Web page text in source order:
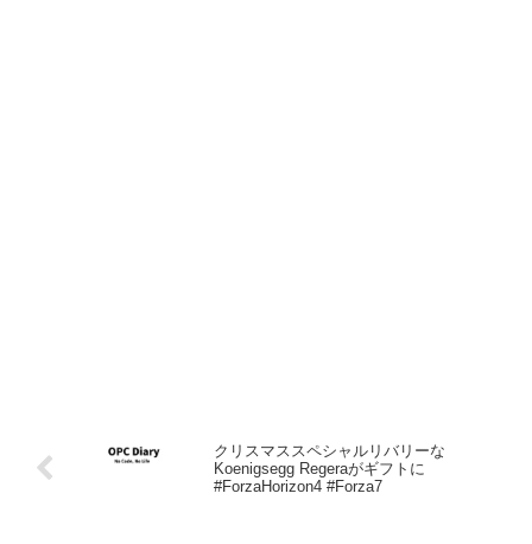
クリスマススペシャルリバリーな
Koenigsegg Regeraがギフトに
#ForzaHorizon4 #Forza7